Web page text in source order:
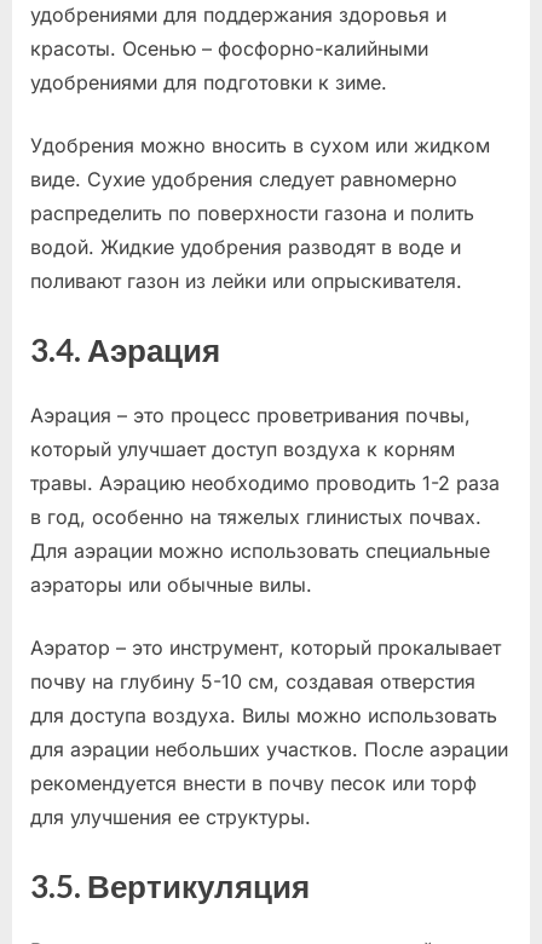
удобрениями для поддержания здоровья и
красоты. Осенью – фосфорно-калийными
удобрениями для подготовки к зиме.
Удобрения можно вносить в сухом или жидком
виде. Сухие удобрения следует равномерно
распределить по поверхности газона и полить
водой. Жидкие удобрения разводят в воде и
поливают газон из лейки или опрыскивателя.
3.4. Аэрация
Аэрация – это процесс проветривания почвы,
который улучшает доступ воздуха к корням
травы. Аэрацию необходимо проводить 1-2 раза
в год, особенно на тяжелых глинистых почвах.
Для аэрации можно использовать специальные
аэраторы или обычные вилы.
Аэратор – это инструмент, который прокалывает
почву на глубину 5-10 см, создавая отверстия
для доступа воздуха. Вилы можно использовать
для аэрации небольших участков. После аэрации
рекомендуется внести в почву песок или торф
для улучшения ее структуры.
3.5. Вертикуляция